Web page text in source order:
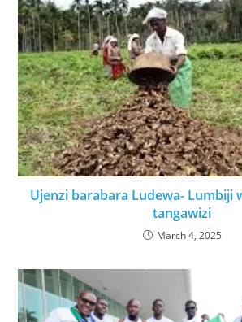
Ujenzi barabara Ludewa- Lumbiji
tangawizi
March 4, 2025